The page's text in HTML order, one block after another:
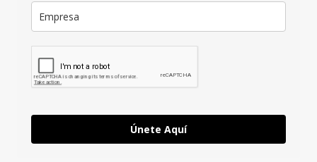
Únete Aquí